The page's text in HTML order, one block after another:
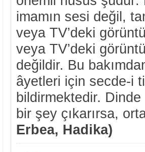
imamın sesi değil,
veya TV’deki
veya TV’deki
değildir. Bu
âyetleri için secde-i
bildirmektedir.
bir şey çıkarırsa,
Erbea, Hadika)